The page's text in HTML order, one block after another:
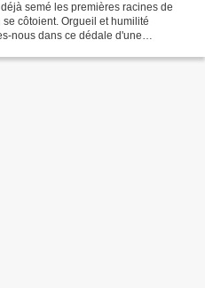
semé les premières racines de
côtoient. Orgueil et humilité
nous dans ce dédale d'une